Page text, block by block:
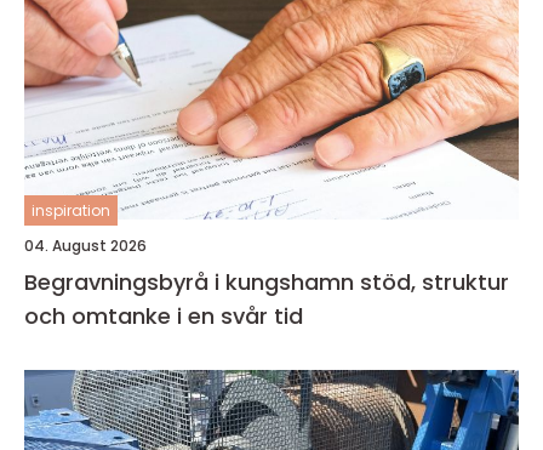
inspiration
04. August 2026
Begravningsbyrå i kungshamn stöd, struktur
och omtanke i en svår tid